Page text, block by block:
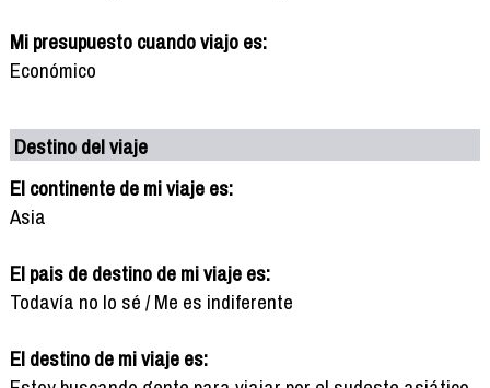
Mi presupuesto cuando viajo es:
Económico
Destino del viaje
El continente de mi viaje es:
Asia
El pais de destino de mi viaje es:
Todavía no lo sé / Me es indiferente
El destino de mi viaje es: